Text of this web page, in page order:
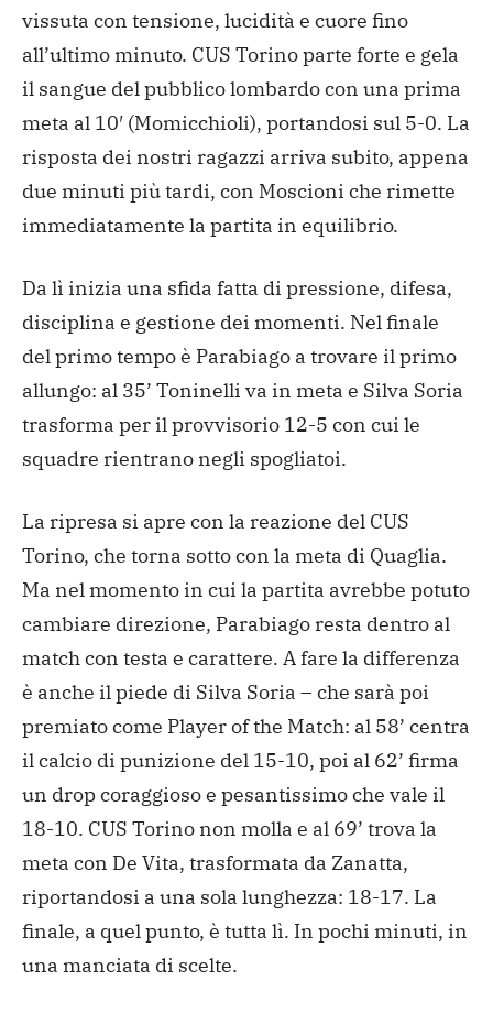
vissuta con tensione, lucidità e cuore fino
all’ultimo minuto. CUS Torino parte forte e gela
il sangue del pubblico lombardo con una prima
meta al 10′ (Momicchioli), portandosi sul 5-0. La
risposta dei nostri ragazzi arriva subito, appena
due minuti più tardi, con Moscioni che rimette
immediatamente la partita in equilibrio.
Da lì inizia una sfida fatta di pressione, difesa,
disciplina e gestione dei momenti. Nel finale
del primo tempo è Parabiago a trovare il primo
allungo: al 35’ Toninelli va in meta e Silva Soria
trasforma per il provvisorio 12-5 con cui le
squadre rientrano negli spogliatoi.
La ripresa si apre con la reazione del CUS
Torino, che torna sotto con la meta di Quaglia.
Ma nel momento in cui la partita avrebbe potuto
cambiare direzione, Parabiago resta dentro al
match con testa e carattere. A fare la differenza
è anche il piede di Silva Soria – che sarà poi
premiato come Player of the Match: al 58’ centra
il calcio di punizione del 15-10, poi al 62’ firma
un drop coraggioso e pesantissimo che vale il
18-10. CUS Torino non molla e al 69’ trova la
meta con De Vita, trasformata da Zanatta,
riportandosi a una sola lunghezza: 18-17. La
finale, a quel punto, è tutta lì. In pochi minuti, in
una manciata di scelte.